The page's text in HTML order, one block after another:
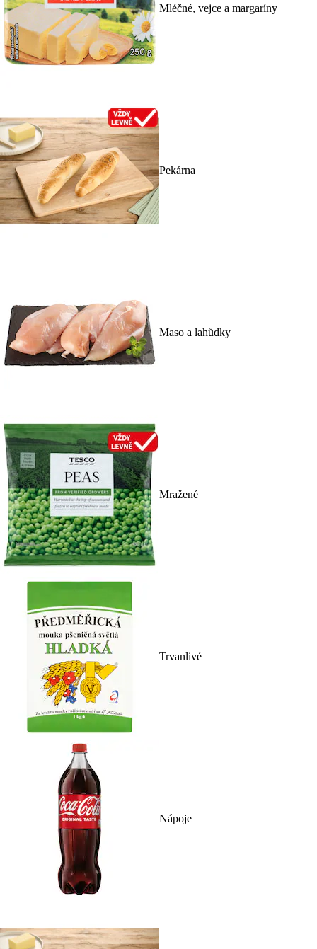
Mléčné, vejce a margaríny
Pekárna
Maso a lahůdky
Mražené
Trvanlivé
Nápoje